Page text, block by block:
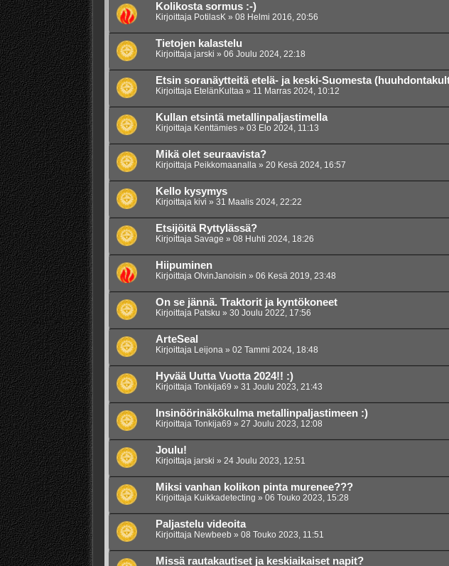
Kolikosta sormus :-)
Kirjoittaja PotilasK» 08 Helmi 2016, 20:56
Tietojen kalastelu
Kirjoittaja jarski » 06 Joulu 2024, 22:18
Etsin soranäytteitä etelä- ja keski-Suomesta
Kirjoittaja EtelänKultaa» 11 Marras 2024, 10:12
Kullan etsintä metallinpaljastimella
Kirjoittaja Kenttämies» 03 Elo 2024, 11:13
Mikä olet seuraavista?
Kirjoittaja Peikkomaanalla» 20 Kesä 2024, 16:57
Kello kysymys
Kirjoittaja kivi » 31 Maalis 2024, 22:22
Etsijöitä Ryttylässä?
Kirjoittaja Savage » 08 Huhti 2024, 18:26
Hiipuminen
Kirjoittaja OlvinJanoisin » 06 Kesä 2019, 23:48
On se jännä. Traktorit ja kyntökoneet
Kirjoittaja Patsku » 30 Joulu 2022, 17:56
ArteSeal
Kirjoittaja Leijona» 02 Tammi 2024, 18:48
Hyvää Uutta Vuotta 2024!! :)
Kirjoittaja Tonkija69 » 31 Joulu 2023, 21:43
Insinöörinäkökulma metallinpaljastimeen :)
Kirjoittaja Tonkija69 » 27 Joulu 2023, 12:08
Joulu!
Kirjoittaja jarski » 24 Joulu 2023, 12:51
Miksi vanhan kolikon pinta murenee???
Kirjoittaja Kuikkadetecting » 06 Touko 2023, 15:28
Paljastelu videoita
Kirjoittaja Newbeeb » 08 Touko 2023, 11:51
Missä rautakautiset ja keskiaikaiset napit?